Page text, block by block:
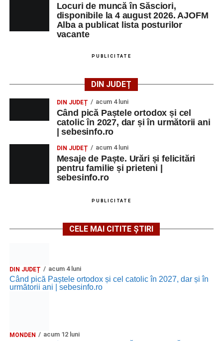
Locuri de muncă în Săsciori,
disponibile la 4 august 2026. AJOFM
Alba a publicat lista posturilor
vacante
PUBLICITATE
DIN JUDEȚ
DIN JUDEȚ acum 4 luni
Când pică Paștele ortodox și cel
catolic în 2027, dar și în următorii ani
| sebesinfo.ro
DIN JUDEȚ acum 4 luni
Mesaje de Paște. Urări și felicitări
pentru familie și prieteni |
sebesinfo.ro
PUBLICITATE
CELE MAI CITITE ȘTIRI
DIN JUDEȚ acum 4 luni
Când pică Paștele ortodox și cel catolic în 2027, dar și în
următorii ani | sebesinfo.ro
MONDEN acum 12 luni